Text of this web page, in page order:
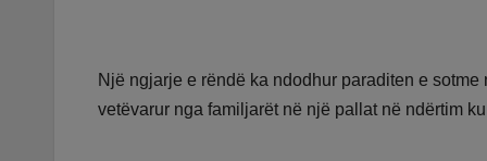
Një ngjarje e rëndë ka ndodhur paraditen e
vetëvarur nga familjarët në një pallat në ndërtim